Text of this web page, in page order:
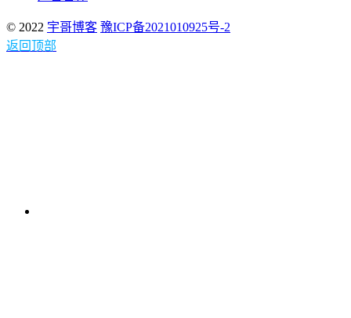
© 2022 宇哥博客 豫ICP备2021010925号-2
返回顶部